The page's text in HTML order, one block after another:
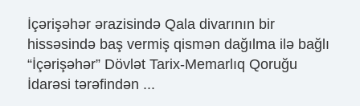
İçərişəhər ərazisində Qala divarının bir
hissəsində baş vermiş qismən dağılma ilə bağlı
“İçərişəhər” Dövlət Tarix-Memarlıq Qoruğu
İdarəsi tərəfindən ...